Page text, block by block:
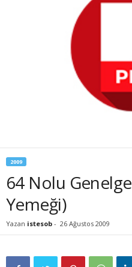
2009
64 Nolu
Yemeği)
Yazan istesob - 26 Ağustos 2009